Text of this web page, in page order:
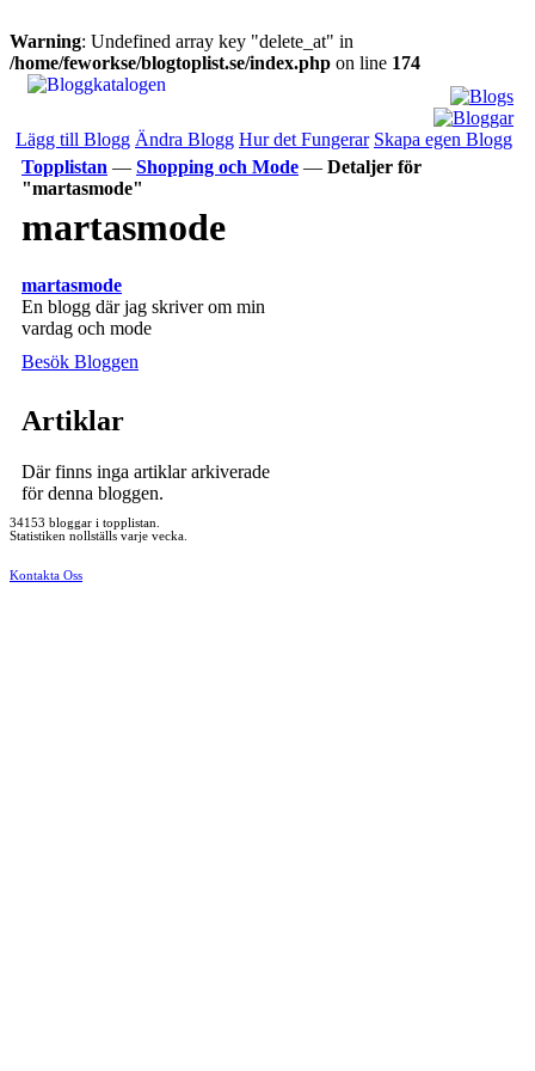
Warning: Undefined array key "delete_at" in
/home/feworkse/blogtoplist.se/index.php on line 174
Lägg till Blogg Ändra Blogg Hur det Fungerar Skapa egen Blogg
Topplistan — Shopping och Mode — Detaljer för
"martasmode"
martasmode
martasmode
En blogg där jag skriver om min
vardag och mode
Besök Bloggen
Artiklar
Där finns inga artiklar arkiverade
för denna bloggen.
34153 bloggar i topplistan.
Statistiken nollställs varje vecka.
Kontakta Oss